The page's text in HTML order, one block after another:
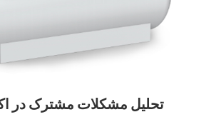
تحلیل مشکلات مشترک در